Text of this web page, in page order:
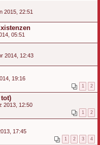
2015, 22:51
05:51
2014, 12:43
19:16
1 2
2013, 12:50
1 2
17:45
1 2 3 4